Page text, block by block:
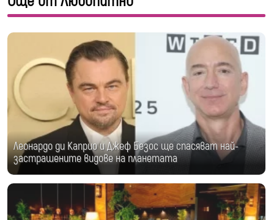
Леонардо ди Каприо и Джеф Безос ще спасяват най-
застрашените видове на планетата